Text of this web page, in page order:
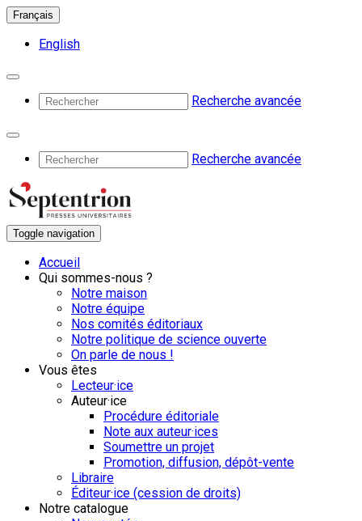
Français
English
Recherche avancée
Recherche avancée
Toggle navigation
Accueil
Qui sommes-nous ?
Notre maison
Notre équipe
Nos comités éditoriaux
Notre politique de science ouverte
On parle de nous !
Vous êtes
Lecteur·ice
Auteur·ice
Procédure éditoriale
Note aux auteur·ices
Soumettre un projet
Promotion, diffusion, dépôt-vente
Libraire
Éditeur·ice (cession de droits)
Notre catalogue